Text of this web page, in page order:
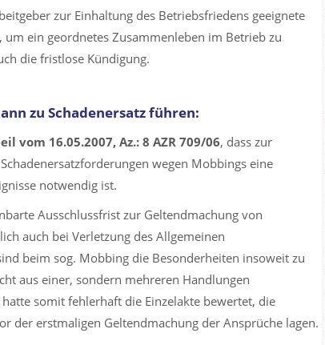
zur Einhaltung des Betriebsfriedens geeignete
ein geordnetes Zusammenleben im Betrieb zu
die fristlose Kündigung.
zu Schadenersatz führen:
vom 16.05.2007, Az.: 8 AZR 709/06, dass zur
wegen Mobbings eine
notwendig ist.
Ausschlussfrist zur Geltendmachung von
auch bei Verletzung des Allgemeinen
beim sog. Mobbing die Besonderheiten insoweit zu
aus einer, sondern mehreren Handlungen
somit fehlerhaft die Einzelakte bewertet, die
der erstmaligen Geltendmachung der Ansprüche lagen.